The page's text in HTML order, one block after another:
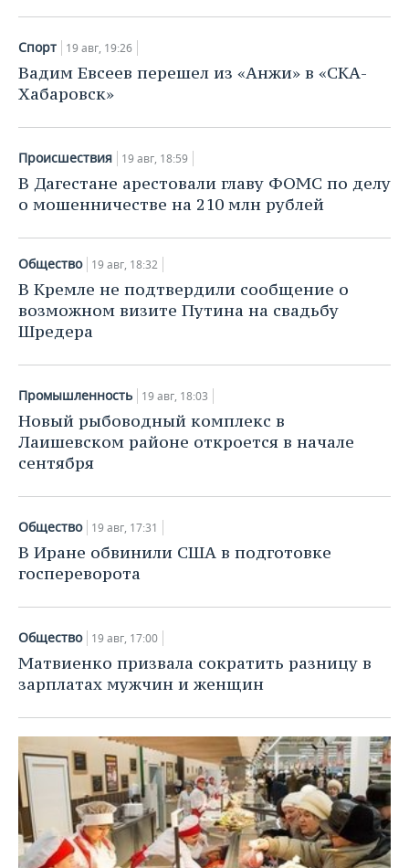
Спорт 19 авг, 19:26
Вадим Евсеев перешел из «Анжи» в «СКА-
Хабаровск»
Происшествия 19 авг, 18:59
В Дагестане арестовали главу ФОМС по делу
о мошенничестве на 210 млн рублей
Общество 19 авг, 18:32
В Кремле не подтвердили сообщение о
возможном визите Путина на свадьбу
Шредера
Промышленность 19 авг, 18:03
Новый рыбоводный комплекс в
Лаишевском районе откроется в начале
сентября
Общество 19 авг, 17:31
В Иране обвинили США в подготовке
госпереворота
Общество 19 авг, 17:00
Матвиенко призвала сократить разницу в
зарплатах мужчин и женщин